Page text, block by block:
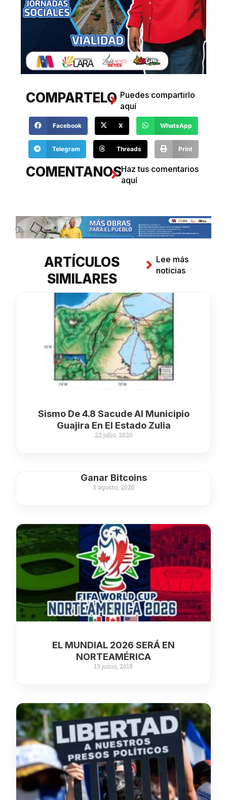
COMPARTELO Puedes compartirlo
aquí
Facebook X WhatsApp
Telegram Threads Print
COMENTANOSHaz tus comentarios
aquí
ARTÍCULOS
SIMILARES
Lee más
noticias
Sismo De 4.8 Sacude Al Municipio
Guajira En El Estado Zulia
22 julio, 2020
Ganar Bitcoins
3 agosto, 2020
EL MUNDIAL 2026 SERÁ EN
NORTEAMÉRICA
13 junio, 2018